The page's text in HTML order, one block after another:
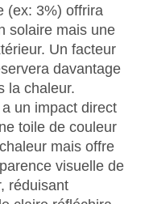
(ex: 3%) offrira
solaire mais une
Un facteur
davantage
la chaleur.
un impact direct
toile de couleur
mais offre
visuelle de
réduisant